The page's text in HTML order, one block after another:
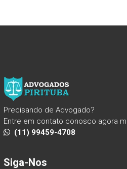
Precisando de Advogado?
Entre em contato conosco agora
(11) 99459-4708
Siga-Nos